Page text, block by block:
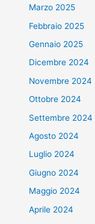
Marzo 2025
Febbraio 2025
Gennaio 2025
Dicembre 2024
Novembre 2024
Ottobre 2024
Settembre 2024
Agosto 2024
Luglio 2024
Giugno 2024
Maggio 2024
Aprile 2024